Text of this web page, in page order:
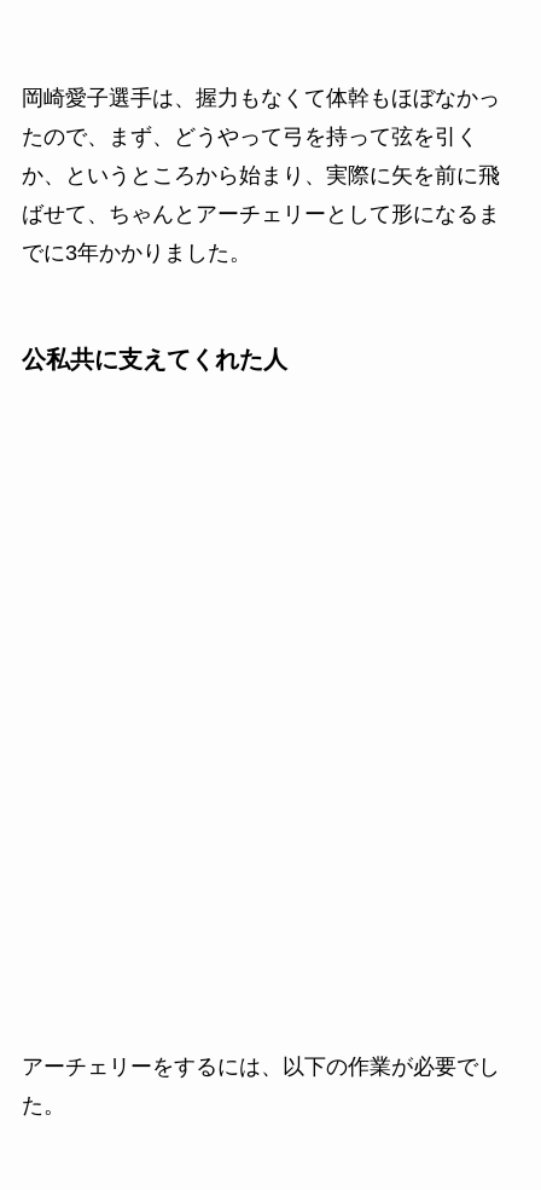
岡崎愛子選手は、握力もなくて体幹もほぼなかっ
たので、まず、どうやって弓を持って弦を引く
か、というところから始まり、実際に矢を前に飛
ばせて、ちゃんとアーチェリーとして形になるま
でに3年かかりました。
公私共に支えてくれた人
アーチェリーをするには、以下の作業が必要でし
た。